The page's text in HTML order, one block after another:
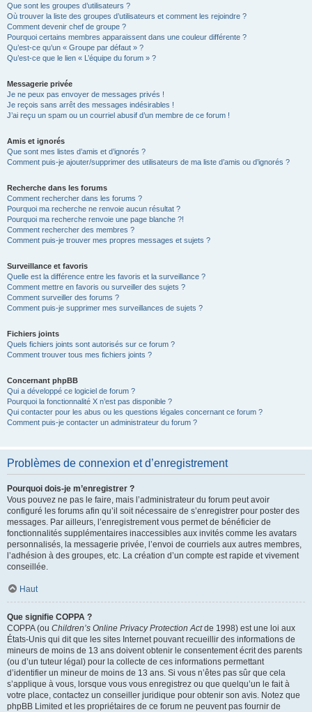
Que sont les groupes d’utilisateurs ?
Où trouver la liste des groupes d’utilisateurs et comment les rejoindre ?
Comment devenir chef de groupe ?
Pourquoi certains membres apparaissent dans une couleur différente ?
Qu’est-ce qu’un « Groupe par défaut » ?
Qu’est-ce que le lien « L’équipe du forum » ?
Messagerie privée
Je ne peux pas envoyer de messages privés !
Je reçois sans arrêt des messages indésirables !
J’ai reçu un spam ou un courriel abusif d’un membre de ce forum !
Amis et ignorés
Que sont mes listes d’amis et d’ignorés ?
Comment puis-je ajouter/supprimer des utilisateurs de ma liste d’amis ou d’ignorés ?
Recherche dans les forums
Comment rechercher dans les forums ?
Pourquoi ma recherche ne renvoie aucun résultat ?
Pourquoi ma recherche renvoie une page blanche ?!
Comment rechercher des membres ?
Comment puis-je trouver mes propres messages et sujets ?
Surveillance et favoris
Quelle est la différence entre les favoris et la surveillance ?
Comment mettre en favoris ou surveiller des sujets ?
Comment surveiller des forums ?
Comment puis-je supprimer mes surveillances de sujets ?
Fichiers joints
Quels fichiers joints sont autorisés sur ce forum ?
Comment trouver tous mes fichiers joints ?
Concernant phpBB
Qui a développé ce logiciel de forum ?
Pourquoi la fonctionnalité X n’est pas disponible ?
Qui contacter pour les abus ou les questions légales concernant ce forum ?
Comment puis-je contacter un administrateur du forum ?
Problèmes de connexion et d’enregistrement
Pourquoi dois-je m’enregistrer ?
Vous pouvez ne pas le faire, mais l’administrateur du forum peut avoir
configuré les forums afin qu’il soit nécessaire de s’enregistrer pour poster des
messages. Par ailleurs, l’enregistrement vous permet de bénéficier de
fonctionnalités supplémentaires inaccessibles aux invités comme les avatars
personnalisés, la messagerie privée, l’envoi de courriels aux autres membres,
l’adhésion à des groupes, etc. La création d’un compte est rapide et vivement
conseillée.
Haut
Que signifie COPPA ?
COPPA (ou Children’s Online Privacy Protection Actde 1998) est une loi aux
États-Unis qui dit que les sites Internet pouvant recueillir des informations de
mineurs de moins de 13 ans doivent obtenir le consentement écrit des parents
(ou d’un tuteur légal) pour la collecte de ces informations permettant
d’identifier un mineur de moins de 13 ans. Si vous n’êtes pas sûr que cela
s’applique à vous, lorsque vous vous enregistrez ou que quelqu’un le fait à
votre place, contactez un conseiller juridique pour obtenir son avis. Notez que
phpBB Limited et les propriétaires de ce forum ne peuvent pas fournir de